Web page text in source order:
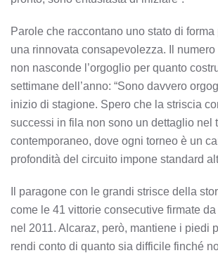
Parole che raccontano uno stato di
una rinnovata consapevolezza. Il
non nasconde l’orgoglio per quanto
settimane dell’anno: “Sono davvero
inizio di stagione. Spero che la striscia
successi in fila non sono un dettaglio nel
contemporaneo, dove ogni torneo è un
profondità del circuito impone standard
Il paragone con le grandi strisce della
come le 41 vittorie consecutive firmate
nel 2011. Alcaraz, però, mantiene i piedi
rendi conto di quanto sia difficile finché